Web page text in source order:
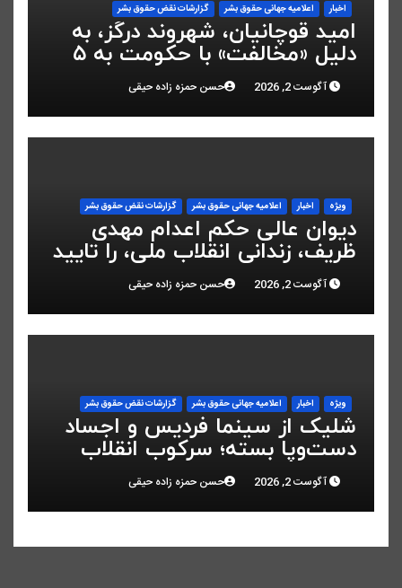
اخبار اعلاميه جهانی حقوق بشر گزارشات نقض حقوق بشر
امید قوچانیان، شهروند درگز، به
دلیل «مخالفت» با حکومت به ۵
سال زندان محکوم شد
آگوست 2, 2026 حسن حمزه زاده حیقی
ویژه اخبار اعلاميه جهانی حقوق بشر گزارشات نقض حقوق بشر
دیوان عالی حکم اعدام مهدی
ظریف، زندانی انقلاب ملی، را تایید
کردآگوست 2, 2026 حسن حمزه زاده حیقی
ویژه اخبار اعلاميه جهانی حقوق بشر گزارشات نقض حقوق بشر
شلیک از سینما فردیس و اجساد
دست‌وپا بسته؛ سرکوب انقلاب
ملی در البرز
آگوست 2, 2026 حسن حمزه زاده حیقی